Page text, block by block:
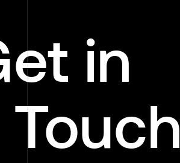
in
Touch